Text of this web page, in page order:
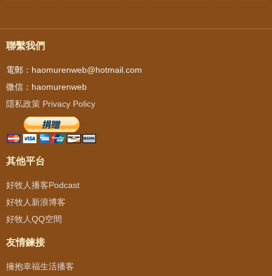
聯繫我們
電郵：haomurenweb@hotmail.com
微信：haomurenweb
隱私政策 Privacy Policy
其他平台
好牧人播客Podcast
好牧人新浪博客
好牧人QQ空間
友情鍊接
擁抱幸福生活播客